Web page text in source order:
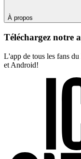
À propos
Téléchargez notre
L'app de tous les fans
et Android!